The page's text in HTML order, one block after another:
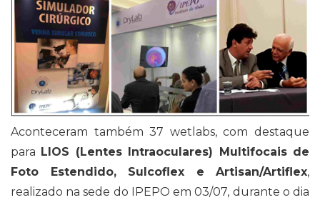
Aconteceram também 37 wetlabs, com destaque
para LIOS (Lentes Intraoculares) Multifocais de
Foto Estendido, Sulcoflex e Artisan/Artiflex,
realizado na sede do IPEPO em 03/07, durante o dia